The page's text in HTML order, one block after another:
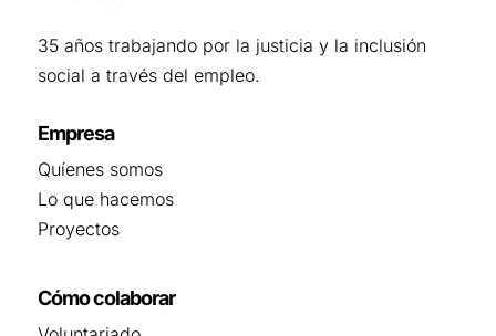
35 años trabajando por la justicia y la inclusión
social a través del empleo.
Empresa
Quíenes somos
Lo que hacemos
Proyectos
Cómo colaborar